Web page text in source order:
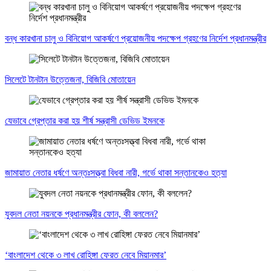
বন্ধ কারখানা চালু ও বিনিয়োগ আকর্ষণে প্রয়োজনীয় পদক্ষেপ গ্রহণের নির্দেশ প্রধানমন্ত্রীর
সিলেটে টানটান উত্তেজনা, বিজিবি মোতায়েন
যেভাবে গ্রেপ্তার করা হয় শীর্ষ সন্ত্রাসী ডেভিড ইমনকে
জামায়াত নেতার ধর্ষণে অন্তঃসত্ত্বা বিধবা নারী, গর্ভে থাকা সন্তানকেও হত্যা
যুবদল নেতা নয়নকে প্রধানমন্ত্রীর ফোন, কী বললেন?
‘বাংলাদেশ থেকে ৩ লাখ রোহিঙ্গা ফেরত নেবে মিয়ানমার’